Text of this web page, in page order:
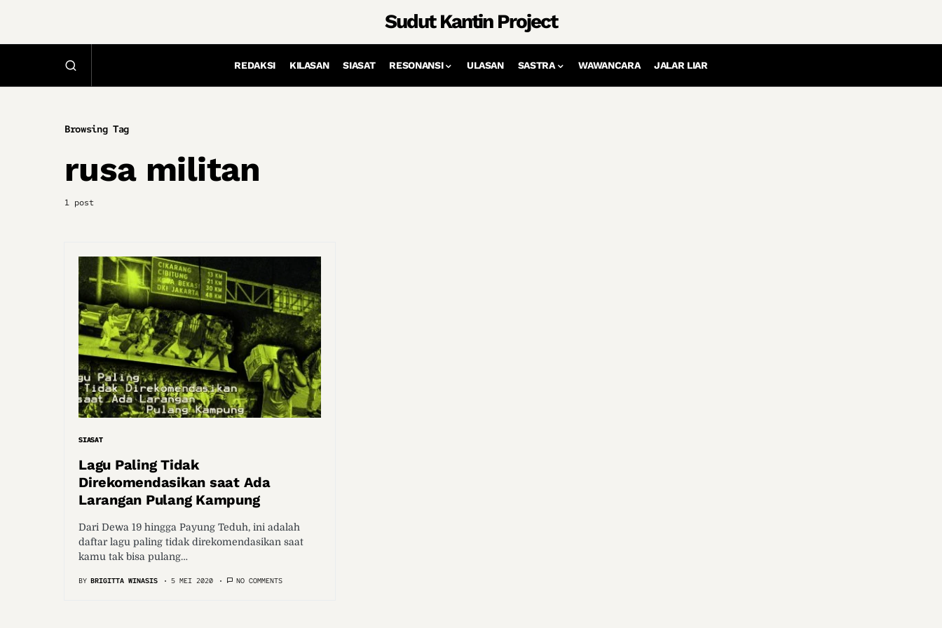
Sudut Kantin Project
REDAKSI KILASAN SIASAT RESONANSI ULASAN SASTRA WAWANCARA JALAR LIAR
Browsing Tag
rusa militan
1 post
SIASAT
Lagu Paling Tidak
Direkomendasikan saat Ada
Larangan Pulang Kampung
Dari Dewa 19 hingga Payung Teduh, ini adalah
daftar lagu paling tidak direkomendasikan saat
kamu tak bisa pulang…
BY BRIGITTA WINASIS 5 MEI 2020 NO COMMENTS